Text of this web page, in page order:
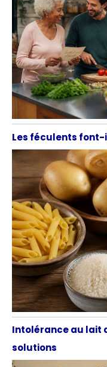
Les féculents font-
Intolérance au lait
solutions